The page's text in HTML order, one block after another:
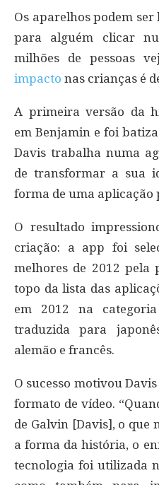
Os aparelhos podem
para alguém clicar
milhões de pessoas
impacto nas crianças é
A primeira versão da
em Benjamin e foi
Davis trabalha numa
de transformar a sua
forma de uma aplicação
O resultado
criação: a app foi
melhores de 2012 pela
topo da lista das
em 2012 na
traduzida para
alemão e francês.
O sucesso motivou
formato de vídeo.
de Galvin [Davis], o que
a forma da história, o
tecnologia foi utilizada